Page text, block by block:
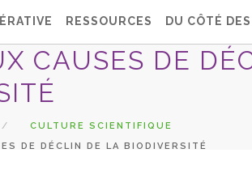
RESSOURCES DU CÔTÉ
CAUSES DE
CULTURE SCIENTIFIQUE
DE DÉCLIN DE LA BIODIVERSITÉ